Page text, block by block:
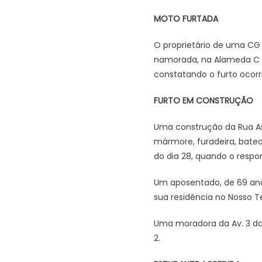
MOTO FURTADA
O proprietário de uma
namorada, na Alameda
constatando o furto
FURTO EM CONSTRUÇÃO
Uma construção da Rua
mármore, furadeira,
do dia 28, quando o
Um aposentado, de 69
sua residência no Nosso
Uma moradora da Av. 3
2.